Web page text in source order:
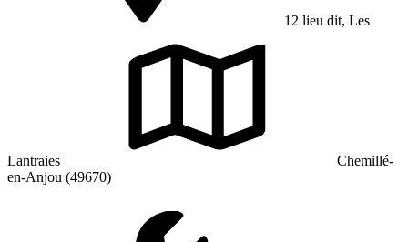
12 lieu dit, Les
Lantraies
Chemillé-
en-Anjou (49670)